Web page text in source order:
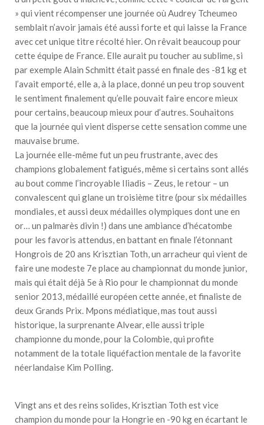
» qui vient récompenser une journée où Audrey Tcheumeo
semblait n’avoir jamais été aussi forte et qui laisse la France
avec cet unique titre récolté hier. On rêvait beaucoup pour
cette équipe de France. Elle aurait pu toucher au sublime, si
par exemple Alain Schmitt était passé en finale des -81 kg et
l’avait emporté, elle a, à la place, donné un peu trop souvent
le sentiment finalement qu’elle pouvait faire encore mieux
pour certains, beaucoup mieux pour d’autres. Souhaitons
que la journée qui vient disperse cette sensation comme une
mauvaise brume.
La journée elle-même fut un peu frustrante, avec des
champions globalement fatigués, même si certains sont allés
au bout comme l’incroyable Iliadis – Zeus, le retour – un
convalescent qui glane un troisième titre (pour six médailles
mondiales, et aussi deux médailles olympiques dont une en
or… un palmarès divin !) dans une ambiance d’hécatombe
pour les favoris attendus, en battant en finale l’étonnant
Hongrois de 20 ans Krisztian Toth, un arracheur qui vient de
faire une modeste 7e place au championnat du monde junior,
mais qui était déjà 5e à Rio pour le championnat du monde
senior 2013, médaillé européen cette année, et finaliste de
deux Grands Prix. Mpons médiatique, mas tout aussi
historique, la surprenante Alvear, elle aussi triple
championne du monde, pour la Colombie, qui profite
notamment de la totale liquéfaction mentale de la favorite
néerlandaise Kim Polling.
Vingt ans et des reins solides, Krisztian Toth est vice
champion du monde pour la Hongrie en -90 kg en écartant le